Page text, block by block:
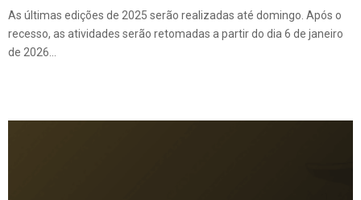
As últimas edições de 2025 serão realizadas até domingo. Após o
recesso, as atividades serão retomadas a partir do dia 6 de janeiro
de 2026...